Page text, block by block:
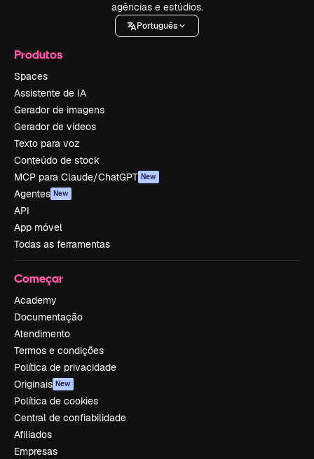
agências e estúdios.
Português
Produtos
Spaces
Assistente de IA
Gerador de imagens
Gerador de vídeos
Texto para voz
Conteúdo de stock
MCP para Claude/ChatGPT New
Agentes New
API
App móvel
Todas as ferramentas
Começar
Academy
Documentação
Atendimento
Termos e condições
Política de privacidade
Originais New
Política de cookies
Central de confiabilidade
Afiliados
Empresas